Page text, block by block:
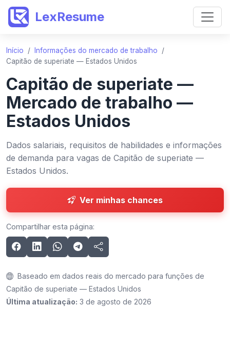
LexResume
Início / Informações do mercado de trabalho
/
Capitão de superiate — Estados Unidos
Capitão de superiate —
Mercado de trabalho —
Estados Unidos
Dados salariais, requisitos de habilidades e informações
de demanda para vagas de Capitão de superiate —
Estados Unidos.
Ver minhas chances
Compartilhar esta página:
Baseado em dados reais do mercado para funções de
Capitão de superiate — Estados Unidos
Última atualização: 3 de agosto de 2026